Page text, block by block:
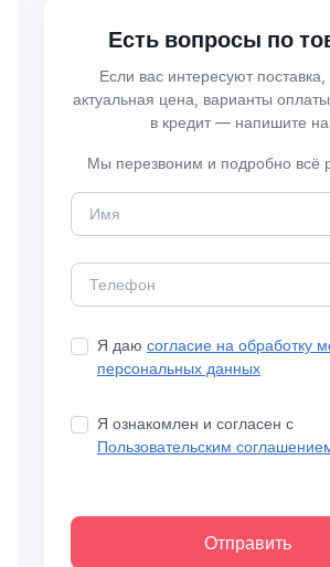
Есть вопросы по
Если вас интересуют поставка,
актуальная цена, варианты
в кредит — напишите
Мы перезвоним и подробно всё
Я даю согласие на обработку
персональных данных
Я ознакомлен и согласен с
Пользовательским
Отправить